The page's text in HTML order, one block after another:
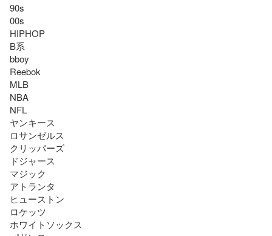
90s
00s
HIPHOP
B系
bboy
Reebok
MLB
NBA
NFL
ヤンキース
ロサンゼルス
クリッパーズ
ドジャース
マジック
アトランタ
ヒューストン
ロケッツ
ホワイトソックス